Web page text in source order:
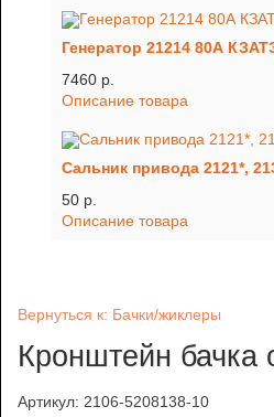
Генератор 21214 80А
7460 p.
Описание товара
Сальник привода 2121*,
50 p.
Описание товара
Вернуться к: Бачки/жиклеры
Кронштейн бачка
Артикул: 2106-5208138-10